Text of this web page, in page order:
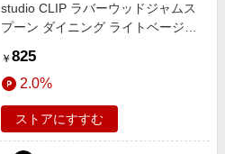
studio CLIP ラバーウッドジャムス
プーン ダイニング ライトベージュ
and ST アンドエスティ（旧ドット
エスティ）
￥ 825
2.0%
ストアにすすむ